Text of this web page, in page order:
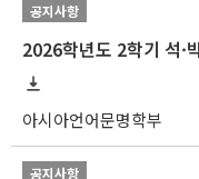
공지사항
아시아언어문명학부
공지사항